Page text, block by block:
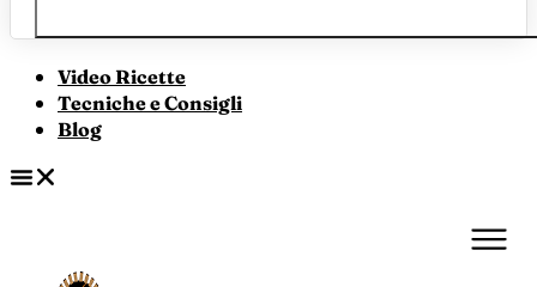
Video Ricette
Tecniche e Consigli
Blog